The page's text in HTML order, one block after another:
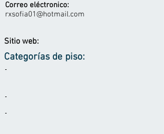
Correo eléctronico:
rxsofia01@hotmail.com
Sitio web:
Categorías de piso:
-
-
-